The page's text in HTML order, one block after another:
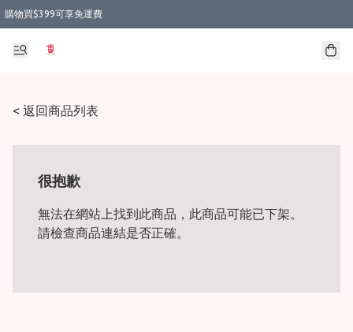
購物買$399可享免運費
< 返回商品列表
很抱歉
無法在網站上找到此商品，此商品可能已下架。
請檢查商品連結是否正確。